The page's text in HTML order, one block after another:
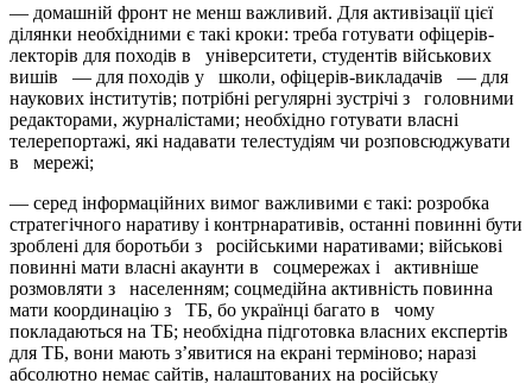
— домашній фронт не менш важливий. Для активізації цієї
ділянки необхідними є такі кроки: треба готувати офіцерів-
лекторів для походів в університети, студентів військових
вишів — для походів у школи, офіцерів-викладачів — для
наукових інститутів; потрібні регулярні зустрічі з головними
редакторами, журналістами; необхідно готувати власні
телерепортажі, які надавати телестудіям чи розповсюджувати
в мережі;
— серед інформаційних вимог важливими є такі: розробка
стратегічного наративу і контрнаративів, останні повинні бути
зроблені для боротьби з російськими наративами; військові
повинні мати власні акаунти в соцмережах і активніше
розмовляти з населенням; соцмедійна активність повинна
мати координацію з ТБ, бо українці багато в чому
покладаються на ТБ; необхідна підготовка власних експертів
для ТБ, вони мають з’явитися на екрані терміново; наразі
абсолютно немає сайтів, налаштованих на російську